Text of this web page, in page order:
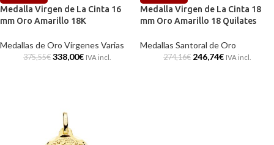
Medalla Virgen de La Cinta 16
mm Oro Amarillo 18K
Medallas de Oro Vírgenes Varias
375,55€ 338,00€ IVA incl.
Medalla Virgen de La Cinta 18
mm Oro Amarillo 18 Quilates
Medallas Santoral de Oro
274,16€ 246,74€ IVA incl.